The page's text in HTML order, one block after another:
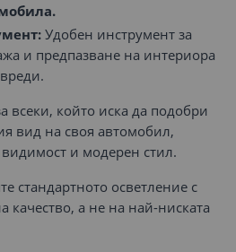
Удобен инструмент за
и предпазване на интериора
всеки, който иска да подобри
вид на своя автомобил,
и модерен стил.
стандартното осветление с
качество, а не на най-ниската